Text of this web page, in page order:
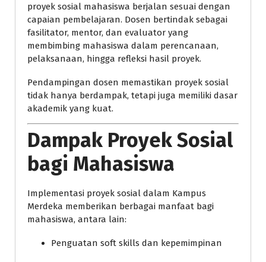
proyek sosial mahasiswa berjalan sesuai dengan
capaian pembelajaran. Dosen bertindak sebagai
fasilitator, mentor, dan evaluator yang
membimbing mahasiswa dalam perencanaan,
pelaksanaan, hingga refleksi hasil proyek.
Pendampingan dosen memastikan proyek sosial
tidak hanya berdampak, tetapi juga memiliki dasar
akademik yang kuat.
Dampak Proyek Sosial
bagi Mahasiswa
Implementasi proyek sosial dalam Kampus
Merdeka memberikan berbagai manfaat bagi
mahasiswa, antara lain:
Penguatan soft skills dan kepemimpinan